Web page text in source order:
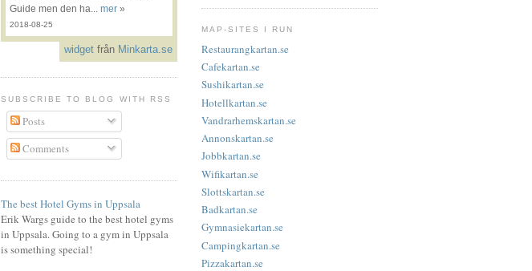
MAP-SITES I RUN
Restaurangkartan.se
Cafekartan.se
Sushikartan.se
Hotellkartan.se
Vandrarhemskartan.se
Annonskartan.se
Jobbkartan.se
Wifikartan.se
Slottskartan.se
Badkartan.se
Gymnasiekartan.se
Campingkartan.se
Pizzakartan.se
Guide men den ha... mer »
2018-08-25
widget från Minkarta.se
SUBSCRIBE TO BLOG WITH RSS
Posts
Comments
The best Hotel Gyms in Uppsala
Erik Wargs guide to the best hotel gyms
in Uppsala. Going to a gym in Uppsala
is something special!